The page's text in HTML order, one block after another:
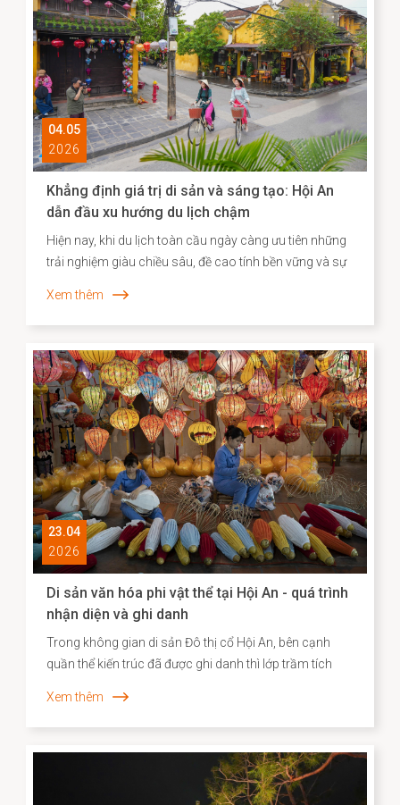
tác của Nhật Bản - là minh chứng cho hơn 400 năm
lịch sử giao thương năng động giữa hai dân tộc trên
những vùng biển tự do.
04.05
2026
Khẳng định giá trị di sản và sáng tạo: Hội An
dẫn đầu xu hướng du lịch chậm
Hiện nay, khi du lịch toàn cầu ngày càng ưu tiên những
trải nghiệm giàu chiều sâu, đề cao tính bền vững và sự
châu Á. Việc Hội An vươn lên vị trí dẫn đầu không chỉ
phản ánh sức hút đặc biệt của một đô thị di sản, mà
còn cho thấy hiệu quả của định hướng bảo tồn gắn liền
với phát huy giá trị văn hóa theo hướng sáng tạo và bền
vững.
Xem thêm
23.04
2026
Di sản văn hóa phi vật thể tại Hội An - quá trình
nhận diện và ghi danh
Trong không gian di sản Đô thị cổ Hội An, bên cạnh
quần thể kiến trúc đã được ghi danh thì lớp trầm tích
và năng lực sáng tạo của cộng đồng cư dân địa
phương. Những năm gần đây, công tác kiểm kê, nhận
diện và xây dựng hồ sơ khoa học đối với các Di sản văn
hóa phi vật thể đã được triển khai một cách hệ thống,
Xem thêm